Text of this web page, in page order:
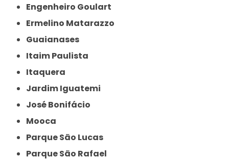
Engenheiro Goulart
Ermelino Matarazzo
Guaianases
Itaim Paulista
Itaquera
Jardim Iguatemi
José Bonifácio
Mooca
Parque São Lucas
Parque São Rafael